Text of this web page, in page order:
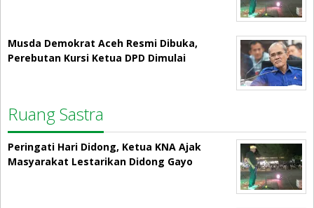
Musda Demokrat Aceh Resmi Dibuka,
Perebutan Kursi Ketua DPD Dimulai
Ruang Sastra
Peringati Hari Didong, Ketua KNA Ajak
Masyarakat Lestarikan Didong Gayo